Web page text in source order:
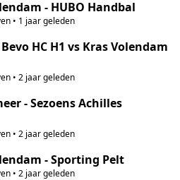
- HUBO Handbal
• 1 jaar geleden
HC H1 vs Kras Volendam
• 2 jaar geleden
- Sezoens Achilles
• 2 jaar geleden
- Sporting Pelt
• 2 jaar geleden